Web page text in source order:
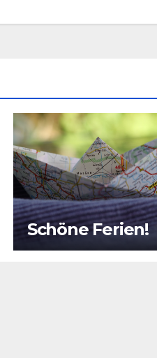
Schöne Ferien!